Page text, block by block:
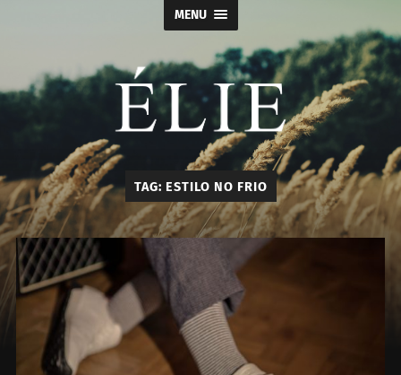
MENU
Élie
-
Calçados
Acessórios
Masculino
TAG: ESTILO NO FRIO